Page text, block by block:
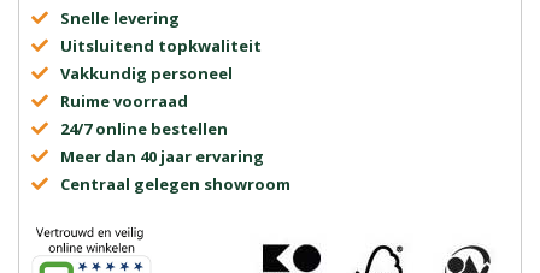
Snelle levering
Uitsluitend topkwaliteit
Vakkundig personeel
Ruime voorraad
24/7 online bestellen
Meer dan 40 jaar ervaring
Centraal gelegen showroom